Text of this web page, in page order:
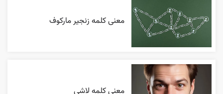
معنی کلمه زنجیر مارکوف
معنی کلمه لاشی